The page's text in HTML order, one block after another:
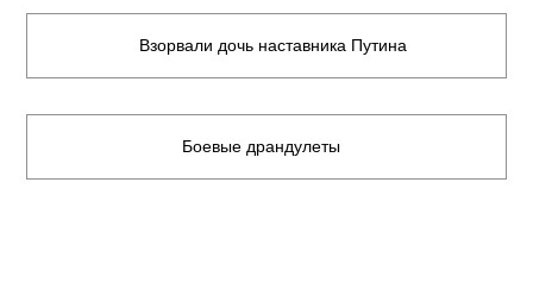
Взорвали дочь наставника Путина
Боевые драндулеты